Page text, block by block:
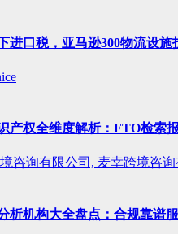
进口税，亚马逊300物流设施
产权全维度解析：FTO检索
咨询有限公司, 麦幸跨境咨询
析机构大全盘点：合规靠谱